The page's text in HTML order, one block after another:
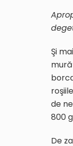
Şi
de
800
De